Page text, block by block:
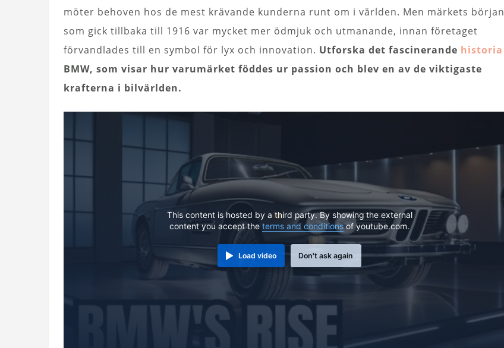
möter behoven hos de mest krävande kunderna runt om i världen. Men märkets början
som gick tillbaka till 1916 var mycket mer ödmjuk och utmanande, innan företaget
förvandlades till en symbol för lyx och innovation. Utforska det fascinerande historia
BMW, som visar hur varumärket föddes ur passion och blev en av de viktigaste
krafterna i bilvärlden.
This content is hosted by a third party. By showing the external
content you accept the terms and conditionsof youtube.com.
Load video Don't ask again